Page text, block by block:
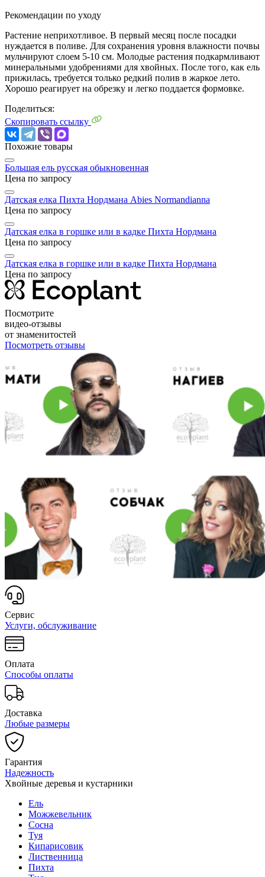
Рекомендации по уходу
Растение неприхотливое. В первый месяц после посадки
нуждается в поливе. Для сохранения уровня влажности почвы
мульчируют слоем 5-10 см. Молодые растения подкармливают
минеральными удобрениями для хвойных. После того, как ель
прижилась, требуется только редкий полив в жаркое лето.
Хорошо реагирует на обрезку и легко поддается формовке.
Поделиться:
Скопировать ссылку
Похожие товары
Большая ель русская обыкновенная
Цена по запросу
Датская елка Пихта Нордмана Abies Normandianna
Цена по запросу
Датская елка в горшке или в кадке Пихта Нордмана
Цена по запросу
Датская елка в горшке или в кадке Пихта Нордмана
Цена по запросу
Посмотрите
видео-отзывы
от знаменитостей
Посмотреть отзывы
Сервис
Услуги, обслуживание
Оплата
Способы оплаты
Доставка
Любые размеры
Гарантия
Надежность
Хвойные деревья и кустарники
Ель
Можжевельник
Сосна
Туя
Кипарисовик
Лиственница
Пихта